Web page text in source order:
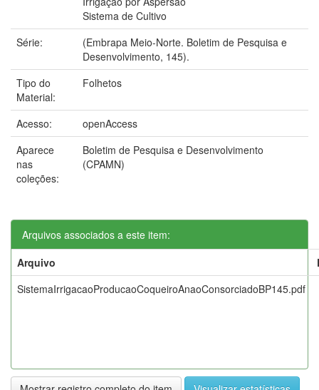
Sistema de Cultivo
Série:
(Embrapa Meio-Norte. Boletim de Pesquisa e
Desenvolvimento, 145).
Tipo do
Material:
Folhetos
Acesso:
openAccess
Aparece
nas
coleções:
Boletim de Pesquisa e Desenvolvimento
(CPAMN)
Arquivos associados a este item:
Arquivo
SistemaIrrigacaoProducaoCoqueiroAnaoConsorciadoBP145.pdf